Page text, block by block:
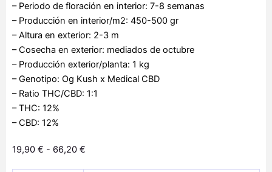
– Periodo de floración en interior: 7-8 semanas
– Producción en interior/m2: 450-500 gr
– Altura en exterior: 2-3 m
– Cosecha en exterior: mediados de octubre
– Producción exterior/planta: 1 kg
– Genotipo: Og Kush x Medical CBD
– Ratio THC/CBD: 1:1
– THC: 12%
– CBD: 12%
19,90 € - 66,20 €